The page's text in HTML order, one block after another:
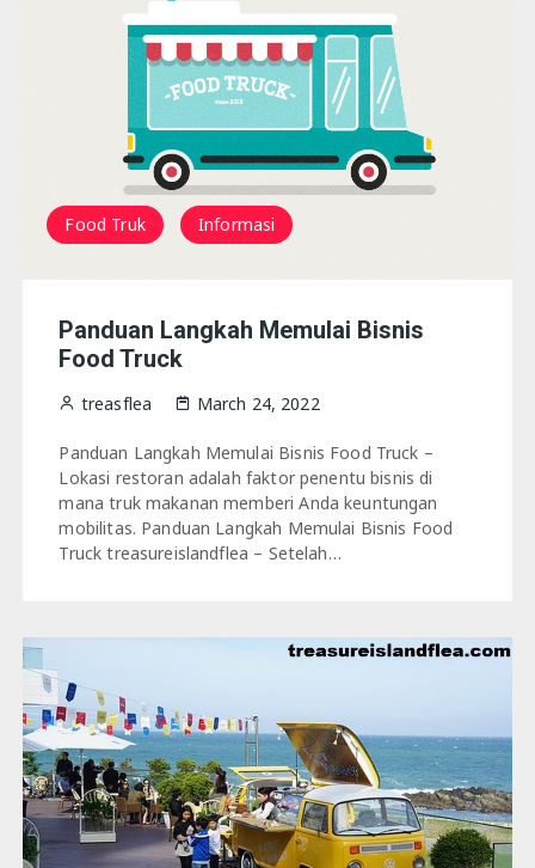
Food Truk Informasi
Panduan Langkah Memulai Bisnis
Food Truck
treasflea March 24, 2022
Panduan Langkah Memulai Bisnis Food Truck –
Lokasi restoran adalah faktor penentu bisnis di
mana truk makanan memberi Anda keuntungan
mobilitas. Panduan Langkah Memulai Bisnis Food
Truck treasureislandflea – Setelah…